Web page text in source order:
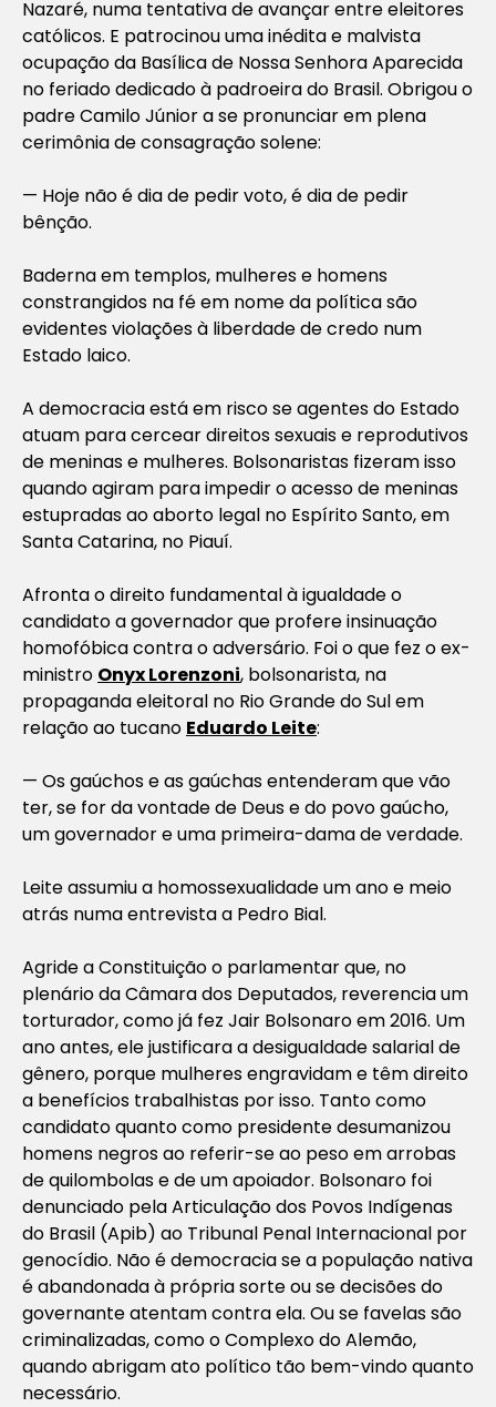
Nazaré, numa tentativa de avançar entre eleitores
católicos. E patrocinou uma inédita e malvista
ocupação da Basílica de Nossa Senhora Aparecida
no feriado dedicado à padroeira do Brasil. Obrigou o
padre Camilo Júnior a se pronunciar em plena
cerimônia de consagração solene:
— Hoje não é dia de pedir voto, é dia de pedir
bênção.
Baderna em templos, mulheres e homens
constrangidos na fé em nome da política são
evidentes violações à liberdade de credo num
Estado laico.
A democracia está em risco se agentes do Estado
atuam para cercear direitos sexuais e reprodutivos
de meninas e mulheres. Bolsonaristas fizeram isso
quando agiram para impedir o acesso de meninas
estupradas ao aborto legal no Espírito Santo, em
Santa Catarina, no Piauí.
Afronta o direito fundamental à igualdade o
candidato a governador que profere insinuação
homofóbica contra o adversário. Foi o que fez o ex-
ministro Onyx Lorenzoni, bolsonarista, na
propaganda eleitoral no Rio Grande do Sul em
relação ao tucano Eduardo Leite:
— Os gaúchos e as gaúchas entenderam que vão
ter, se for da vontade de Deus e do povo gaúcho,
um governador e uma primeira-dama de verdade.
Leite assumiu a homossexualidade um ano e meio
atrás numa entrevista a Pedro Bial.
Agride a Constituição o parlamentar que, no
plenário da Câmara dos Deputados, reverencia um
torturador, como já fez Jair Bolsonaro em 2016. Um
ano antes, ele justificara a desigualdade salarial de
gênero, porque mulheres engravidam e têm direito
a benefícios trabalhistas por isso. Tanto como
candidato quanto como presidente desumanizou
homens negros ao referir-se ao peso em arrobas
de quilombolas e de um apoiador. Bolsonaro foi
denunciado pela Articulação dos Povos Indígenas
do Brasil (Apib) ao Tribunal Penal Internacional por
genocídio. Não é democracia se a população nativa
é abandonada à própria sorte ou se decisões do
governante atentam contra ela. Ou se favelas são
criminalizadas, como o Complexo do Alemão,
quando abrigam ato político tão bem-vindo quanto
necessário.